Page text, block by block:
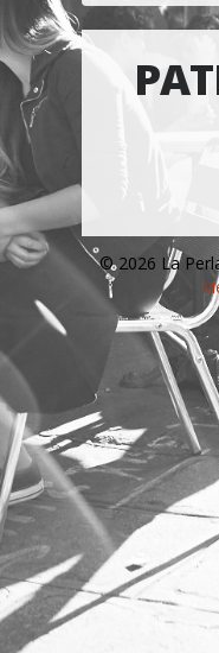
© 2026 La